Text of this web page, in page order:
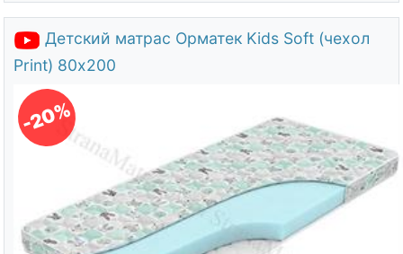
Детский матрас Орматек Kids Soft (чехол
Print) 80х200
-20%